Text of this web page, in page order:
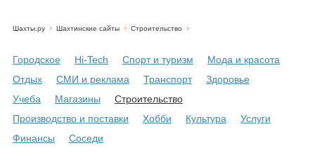
Объявления
Шахты.ру Шахтинские сайты Строительство
Городское Hi-Tech Спорт и туризм
Мода и красота
Отдых
СМИ и реклама Транспорт
Здоровье
Учеба
Магазины
Строительство
Производство и поставки
Хобби Культура
Услуги
Финансы
Соседи